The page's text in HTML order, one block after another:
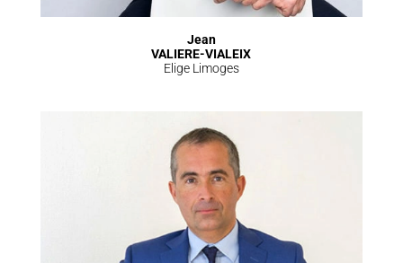
Jean
VALIERE-VIALEIX
Elige Limoges